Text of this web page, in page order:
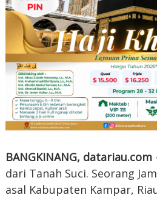
BANGKINANG, datariau.com
dari Tanah Suci. Seorang
asal Kabupaten Kampar,